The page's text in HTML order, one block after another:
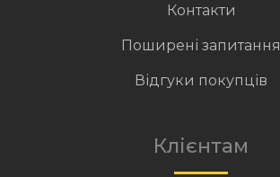
Контакти
Поширені запитання
Відгуки покупців
Клієнтам